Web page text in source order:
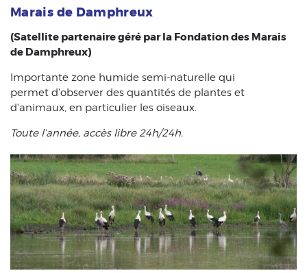
Marais de Damphreux
(Satellite partenaire géré par la Fondation des Marais
de Damphreux)
Importante zone humide semi-naturelle qui
permet d'observer des quantités de plantes et
d'animaux, en particulier les oiseaux.
Toute l’année, accès libre 24h/24h.